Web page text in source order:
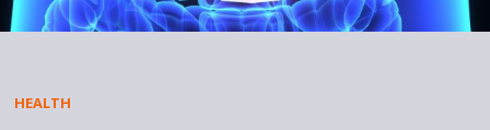
HEALTH